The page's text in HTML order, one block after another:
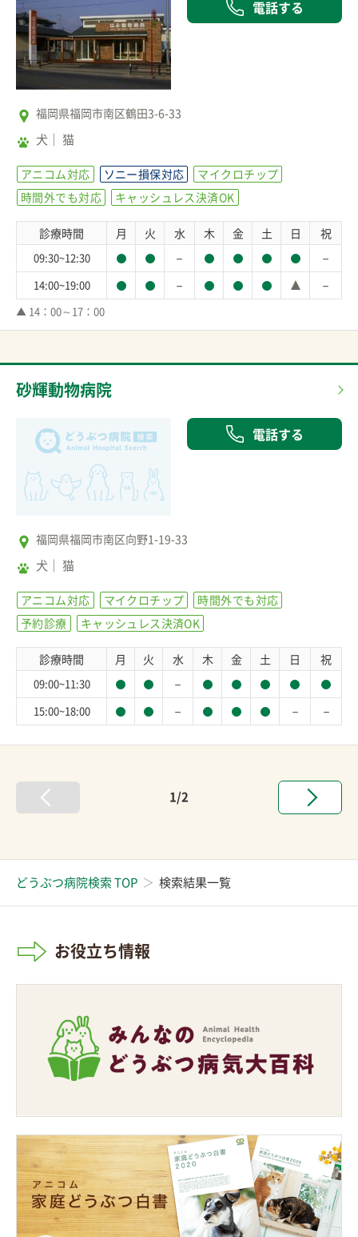
電話する
福岡県福岡市南区鶴田3-6-33
犬 猫
アニコム対応 ソニー損保対応
マイクロチップ
時間外でも対応
キャッシュレス決済OK
診療時間 月 火 水 木 金 土 日 祝
09:30~12:30 － －
14:00~19:00 － －
▲ 14：00～17：00
砂輝動物病院
電話する
福岡県福岡市南区向野1-19-33
犬 猫
アニコム対応 マイクロチップ
時間外でも対応
予約診療
キャッシュレス決済OK
診療時間 月 火 水 木 金 土 日 祝
09:00~11:30 －
15:00~18:00 － － －
1/2
どうぶつ病院検索 TOP 検索結果一覧
お役立ち情報